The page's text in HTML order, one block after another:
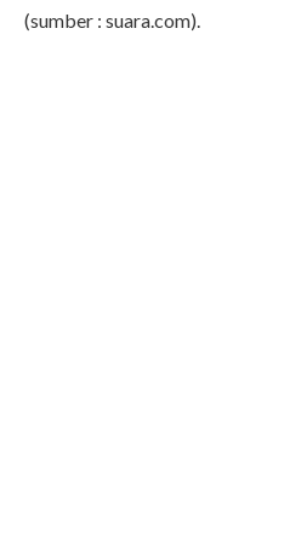
(sumber : suara.com).